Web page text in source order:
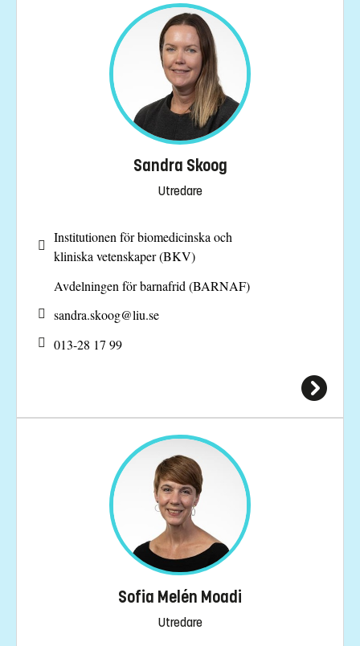
Sandra Skoog
Utredare
Institutionen för biomedicinska och
kliniska vetenskaper (BKV)
Avdelningen för barnafrid (BARNAF)
sandra.skoog@liu.se
013-28 17 99
Sofia Melén Moadi
Utredare